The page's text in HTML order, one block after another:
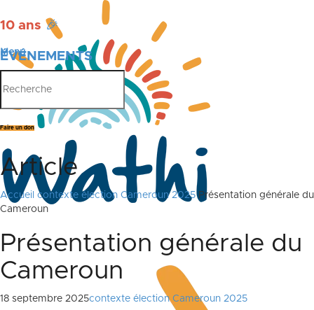
10 ans 🎉
ÉVÉNEMENTS
PUBLICATIONS
Menu
Faire un don
Article
Accueil contexte élection Cameroun 2025 Présentation générale du
Cameroun
Présentation générale du
Cameroun
18 septembre 2025contexte élection Cameroun 2025